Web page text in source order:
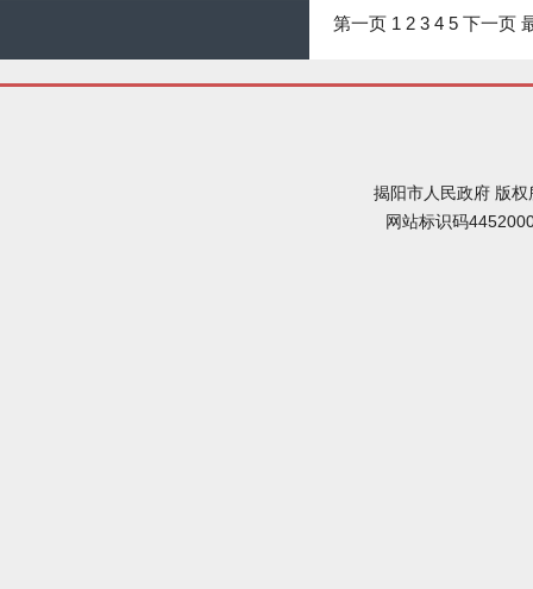
第一页 1 2 3 4 5 下一页
揭阳市人民政府 版
网站标识码